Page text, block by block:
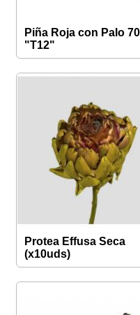
Piña Roja con Palo
"T12"
Protea Effusa Seca
(x10uds)